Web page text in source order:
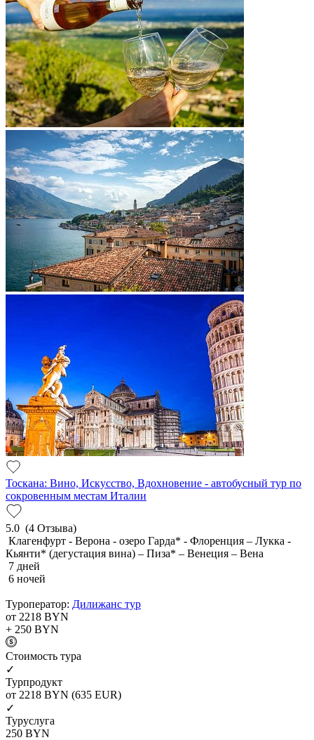
Тоскана: Вино, Искусство, Вдохновение - автобусный тур по
сокровенным местам Италии
5.0 (4 Отзыва)
Клагенфурт - Верона - озеро Гарда* - Флоренция – Лукка -
Кьянти* (дегустация вина) – Пиза* – Венеция – Вена
7 дней
6 ночей
Туроператор: Дилижанс тур
от 2218 BYN
+ 250 BYN
Cтоимость тура
✓
Турпродукт
от 2218 BYN (635 EUR)
✓
Туруслуга
250 BYN